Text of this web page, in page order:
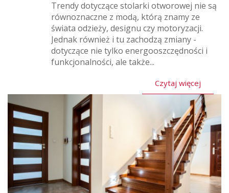
Trendy dotyczące stolarki otworowej nie są
równoznaczne z modą, którą znamy ze
świata odzieży, designu czy motoryzacji.
Jednak również i tu zachodzą zmiany -
dotyczące nie tylko energooszczędności i
funkcjonalności, ale także...
Czytaj więcej